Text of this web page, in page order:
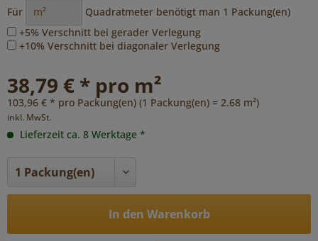
Für Quadratmeter benötigt man 1 Packung(en)
+5% Verschnitt bei gerader Verlegung
+10% Verschnitt bei diagonaler Verlegung
38,79 € * pro m²
103,96 € * pro Packung(en) (1 Packung(en) = 2.68 m²)
inkl. MwSt.
Lieferzeit ca. 8 Werktage *
In den Warenkorb